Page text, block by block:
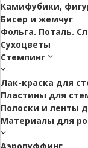
Камифубики,
Бисер и жемчуг
Фольга. Поталь.
Сухоцветы
Стемпинг
Лак-краска для
Пластины для
Полоски и ленты
Материалы для